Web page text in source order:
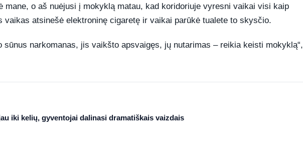
mane, o aš nuėjusi į mokyklą matau, kad koridoriuje vyresni vaikai visi kaip
atsinešė elektroninę cigaretę ir vaikai parūkė tualete to skysčio.
sūnus narkomanas, jis vaikšto apsvaigęs, jų nutarimas – reikia keisti mokyklą“,
iki kelių, gyventojai dalinasi dramatiškais vaizdais